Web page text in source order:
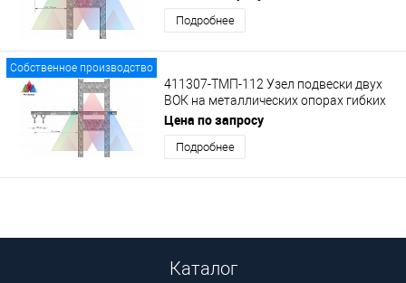
Подробнее
Собственное производство
411307-ТМП-112 Узел подвески двух
ВОК на металлических опорах гибких
поперечин на удлиненном кронштейне
с кольцами
Цена по запросу
Подробнее
Каталог